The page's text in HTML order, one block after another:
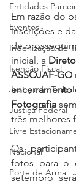
Entidades
Eventos
Indenização de
Isenção Fiscal
Justiça do
Justiça Federal
Livre
Nacional
Porte de Arma
Em razão do
inscrições e
de
inicial, a
ASSOJAF-GO
encerramento
Fotografia
três melhores
Os
fotos para o
setembro